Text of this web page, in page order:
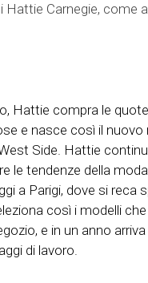
Hattie Carnegie, come
Hattie compra le
e nasce così il nuovo
Side. Hattie
le tendenze della
a Parigi, dove si reca
così i modelli
e in un anno
di lavoro.